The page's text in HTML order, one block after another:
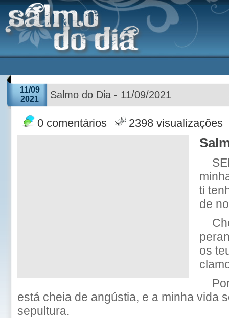
11/09
2021
Salmo do Dia - 11/09/2021
0 comentários 2398 visualizações
ti
de
os
está cheia de angústia, e a minha vida
sepultura.